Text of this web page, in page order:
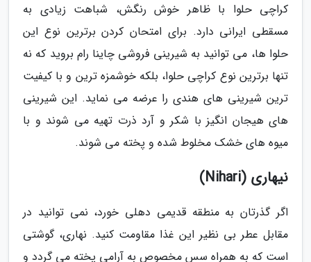
کراچی حلوا با ظاهر خوش رنگش، شباهت زیادی به
مسقطی ایرانی دارد. برای امتحان کردن برترین نوع این
حلوا ها، می توانید به شیرینی فروشی چاینا رام بروید که نه
تنها برترین نوع کراچی حلوا، بلکه خوشمزه ترین و با کیفیت
ترین شیرینی های هندی را عرضه می نماید. این شیرینی
های هیجان انگیز با شکر و آرد ذرت تهیه می شوند و با
میوه های خشک مخلوط شده و پخته می شوند.
نیهاری (Nihari)
اگر گذرتان به منطقه قدیمی دهلی خورد، نمی توانید در
مقابل عطر بی نظیر این غذا مقاومت کنید. نهاری، گوشتی
است که به همراه سس مخصوص به آرامی پخته می گردد و